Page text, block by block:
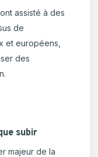
assisté à des
de
et européens,
des
subir
majeur de la